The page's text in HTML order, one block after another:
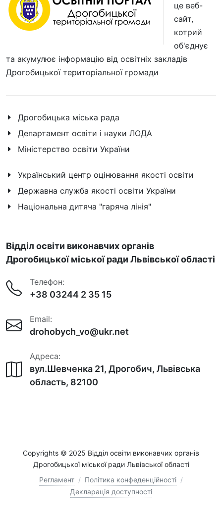
це веб-
сайт,
котрий
об'єднує
та акумулює інформацію від освітніх закладів
Дрогобицької територіальної громади
Дрогобицька міська рада
Департамент освіти і науки ЛОДА
Міністерство освіти України
Український центр оцінювання якості освіти
Державна служба якості освіти України
Національна дитяча "гаряча лінія"
Відділ освіти виконавчих органів
Дрогобицької міської ради Львівської області
Телефон:
+38 03244 2 35 15
Email:
drohobych_vo@ukr.net
Адреса:
вул.Шевченка 21, Дрогобич, Львівська
область, 82100
Copyrights © 2025 Відділ освіти виконавчих органів
Дрогобицької міської ради Львівської області
Регламент / Політика конфеденційності /
Декларація доступності